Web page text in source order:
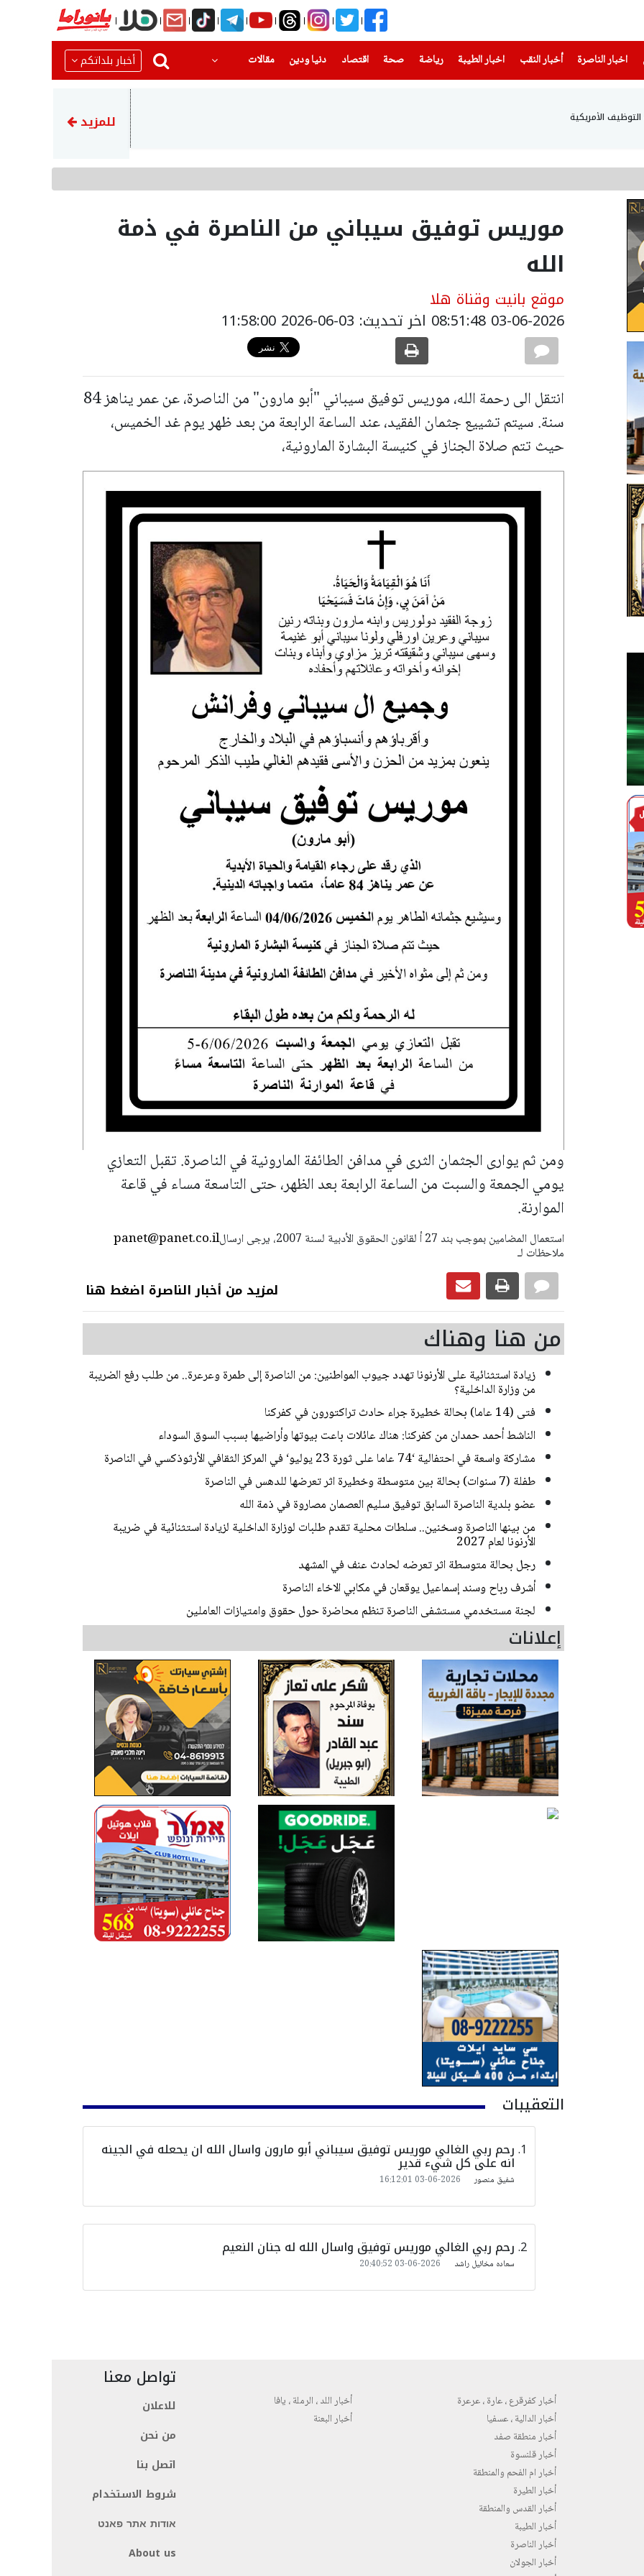
اخبار الناصرة
(current) أخبار النقب اخبار الطيبة(current) رياضة
(current) صحة(current) اقتصاد دنيا ودين
(current) مقالات أخبار بلداتكم
التوظيف الأمريكية ضحية الحادث المروع قرب
للمزيد
موريس توفيق سيباني من الناصرة في ذمة
الله
موقع بانيت وقناة هلا
03-06-2026 08:51:48 اخر تحديث: 03-06-2026 11:58:00
انتقل الى رحمة الله، موريس توفيق سيباني "أبو مارون" من الناصرة، عن عمر يناهز 84
سنة. سيتم تشييع جثمان الفقيد، عند الساعة الرابعة من بعد ظهر يوم غد الخميس،
حيث تتم صلاة الجناز في كنيسة البشارة المارونية،
ومن ثم يوارى الجثمان الثرى في مدافن الطائفة المارونية في الناصرة. تقبل التعازي
يومي الجمعة والسبت من الساعة الرابعة بعد الظهر، حتى التاسعة مساء في قاعة
الموارنة.
panet@panet.co.ilاستعمال المضامين بموجب بند 27 أ لقانون الحقوق الأدبية لسنة 2007، يرجى ارسال
ملاحظات لـ
لمزيد من أخبار الناصرة اضغط هنا
من هنا وهناك
زيادة استثنائية على الأرنونا تهدد جيوب المواطنين: من الناصرة إلى طمرة وعرعرة.. من طلب رفع الضريبة
من وزارة الداخلية؟
فتى (14 عاما) بحالة خطيرة جراء حادث تراكتورون في كفركنا
الناشط أحمد حمدان من كفركنا: هناك عائلات باعت بيوتها وأراضيها بسبب السوق السوداء
مشاركة واسعة في احتفالية ‘74 عاما على ثورة 23 يوليو‘ في المركز الثقافي الأرثوذكسي في الناصرة
طفلة (7 سنوات) بحالة بين متوسطة وخطيرة اثر تعرضها للدهس في الناصرة
عضو بلدية الناصرة السابق توفيق سليم العصمان مصاروة في ذمة الله
من بينها الناصرة وسخنين.. سلطات محلية تقدم طلبات لوزارة الداخلية لزيادة استثنائية في ضريبة
الأرنونا لعام 2027
رجل بحالة متوسطة اثر تعرضه لحادث عنف في المشهد
أشرف رباح وسند إسماعيل يوقعان في مكابي الاخاء الناصرة
لجنة مستخدمي مستشفى الناصرة تنظم محاضرة حول حقوق وامتيازات العاملين
إعلانات
التعقيبات
رحم ربي الغالي موريس توفيق سيباني أبو مارون واسال الله ان يحعله في الجينه
انه على كل شيء قدير
شفيق منصور 2026-06-03 16:12:01
رحم ربي الغالي موريس توفيق واسال الله له جنان النعيم
سعاده مخائيل راشد 2026-06-03 20:40:52
أخبار كفرقرع ، عارة ، عرعرة
أخبار الدالية ، عسفيا
أخبار منطقة صفد
أخبار قلنسوة
أخبار ام الفحم والمنطقة
أخبار الطيرة
أخبار القدس والمنطقة
أخبار الطيبة
أخبار الناصرة
أخبار الجولان
أخبار اللد ، الرملة ، يافا
أخبار البعنة
تواصل معنا
للاعلان
من نحن
اتصل بنا
شروط الاستخدام
אודות אתר פאנט
About us